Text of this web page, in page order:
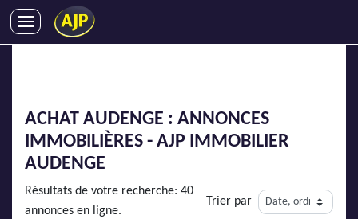
GESTION LOCATIVE
SYNDIC
IMMOBILIER NEUF
ACHAT AUDENGE : ANNONCES
IMMOBILIÈRES - AJP IMMOBILIER
AUDENGE
Résultats de votre recherche: 40
annonces en ligne.
Trier par